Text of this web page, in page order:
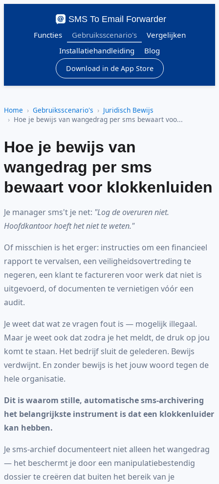
SMS To Email Forwarder
Functies
Gebruiksscenario's
Vergelijken
Installatiehandleiding
Blog
Download in de App Store
Home Gebruiksscenario's
Juridisch Bewijs
Hoe je bewijs van wangedrag per sms bewaart voo...
Hoe je bewijs van
wangedrag per sms
bewaart voor klokkenluiden
Je manager sms't je net: "Log de overuren niet.
Hoofdkantoor hoeft het niet te weten."
Of misschien is het erger: instructies om een financieel
rapport te vervalsen, een veiligheidsovertreding te
negeren, een klant te factureren voor werk dat niet is
uitgevoerd, of documenten te vernietigen vóór een
audit.
Je weet dat wat ze vragen fout is — mogelijk illegaal.
Maar je weet ook dat zodra je het meldt, de druk op jou
komt te staan. Het bedrijf sluit de gelederen. Bewijs
verdwijnt. En zonder bewijs is het jouw woord tegen de
hele organisatie.
Dit is waarom stille, automatische sms-archivering
het belangrijkste instrument is dat een klokkenluider
kan hebben.
Je sms-archief documenteert niet alleen het wangedrag
— het beschermt je door een manipulatiebestendig
dossier te creëren dat buiten het bereik van je